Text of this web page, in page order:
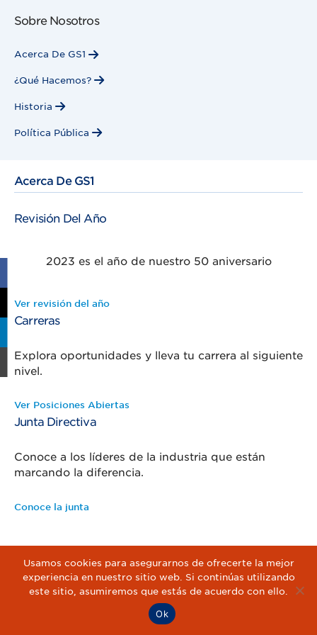
Sobre Nosotros
Acerca De GS1
¿Qué Hacemos?
Historia
Política Pública
Acerca De GS1
Revisión Del Año
2023 es el año de nuestro 50 aniversario
Ver revisión del año
Carreras
Explora oportunidades y lleva tu carrera al siguiente
nivel.
Ver Posiciones Abiertas
Junta Directiva
Conoce a los líderes de la industria que están
marcando la diferencia.
Conoce la junta
Usamos cookies para asegurarnos de ofrecerte la mejor
experiencia en nuestro sitio web. Si continúas utilizando
este sitio, asumiremos que estás de acuerdo con ello.
Ok